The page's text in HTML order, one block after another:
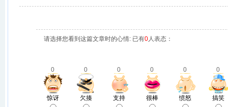
请选择您看到这篇文章时的心情: 已有0人表态：
0 0 0 0 0 0
惊讶 欠揍 支持 很棒 愤怒 搞笑